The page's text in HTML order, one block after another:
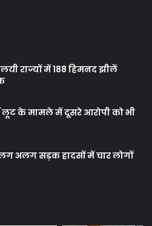
राज्यों में 188 हिमनद झीलें
के मामले में दूसरे आरोपी को भी
अलग सड़क हादसों में चार लोगों